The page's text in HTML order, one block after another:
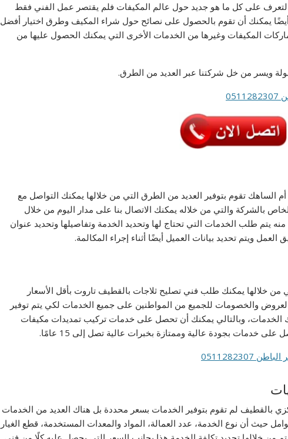
على كل ما هو جديد حول عالم المكيفات فلم يقتصر عمل الفني فقط
يمكنك أن تقوم بالحصول على نصائح حول شراء المكيف وطرق اختيار أفضل
المكيفات وغيرها من الخدمات الأخرى التي يمكنك الحصول عليها من
ويسر من خل شركتنا عبر العديد من الطرق.
تقوم بتوفير العديد من الطرق التي من خلالها يمكنك التواصل مع
بالشركة والتي من خلاله يمكنك الاتصال بنا على مدار اليوم من خلال
يتم طلب الخدمات التي تحتاج لها وتحديد الخدمة وتفاصيلها وتحديد عنوان
ويتم تحديد بيانات العميل أيضًا أثناء إجراء المكالمة.
من خلالها يمكنك طلب فني تصليح ثلاجات بالقطيف تاروت بأقل الأسعار
والخصومات للجميع من المواطنين على جميع الخدمات لكي يتم توفير
الخدمات، وبالتالي يمكنك أن تحصل على خدمات تركيب تمديدات مكيفات
خدمات بجودة عالية وممتازة بخبرات عالية تصل إلى 15 عامًا.
بالقطيف لم تقوم بتوفير الخدمات بسعر محددة بل هناك العديد من الخدمات
أن نوع الخدمة، عدد العمالة، المواد والمعدات المستخدمة، قطع الغيار